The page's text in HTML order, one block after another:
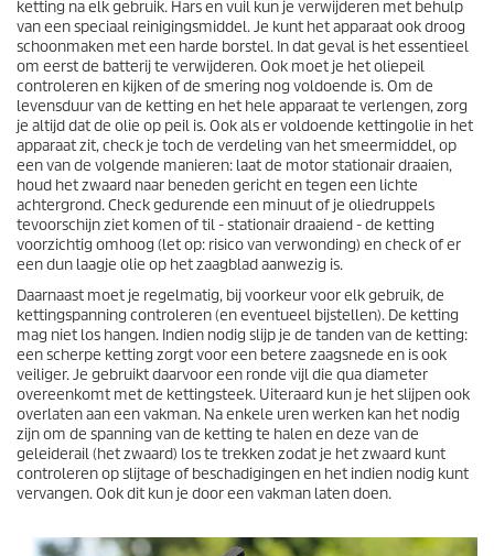
ketting na elk gebruik. Hars en vuil kun je verwijderen met behulp
van een speciaal reinigingsmiddel. Je kunt het apparaat ook droog
schoonmaken met een harde borstel. In dat geval is het essentieel
om eerst de batterij te verwijderen. Ook moet je het oliepeil
controleren en kijken of de smering nog voldoende is. Om de
levensduur van de ketting en het hele apparaat te verlengen, zorg
je altijd dat de olie op peil is. Ook als er voldoende kettingolie in het
apparaat zit, check je toch de verdeling van het smeermiddel, op
een van de volgende manieren: laat de motor stationair draaien,
houd het zwaard naar beneden gericht en tegen een lichte
achtergrond. Check gedurende een minuut of je oliedruppels
tevoorschijn ziet komen of til - stationair draaiend - de ketting
voorzichtig omhoog (let op: risico van verwonding) en check of er
een dun laagje olie op het zaagblad aanwezig is.
Daarnaast moet je regelmatig, bij voorkeur voor elk gebruik, de
kettingspanning controleren (en eventueel bijstellen). De ketting
mag niet los hangen. Indien nodig slijp je de tanden van de ketting:
een scherpe ketting zorgt voor een betere zaagsnede en is ook
veiliger. Je gebruikt daarvoor een ronde vijl die qua diameter
overeenkomt met de kettingsteek. Uiteraard kun je het slijpen ook
overlaten aan een vakman. Na enkele uren werken kan het nodig
zijn om de spanning van de ketting te halen en deze van de
geleiderail (het zwaard) los te trekken zodat je het zwaard kunt
controleren op slijtage of beschadigingen en het indien nodig kunt
vervangen. Ook dit kun je door een vakman laten doen.